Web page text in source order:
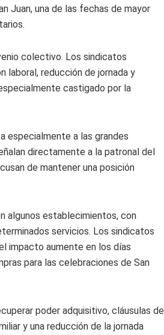
Juan, una de las fechas de mayor
colectivo. Los sindicatos
laboral, reducción de jornada y
castigado por la
especialmente a las grandes
directamente a la patronal del
de mantener una posición
algunos establecimientos, con
servicios. Los sindicatos
impacto aumente en los días
para las celebraciones de San
poder adquisitivo, cláusulas de
y una reducción de la jornada